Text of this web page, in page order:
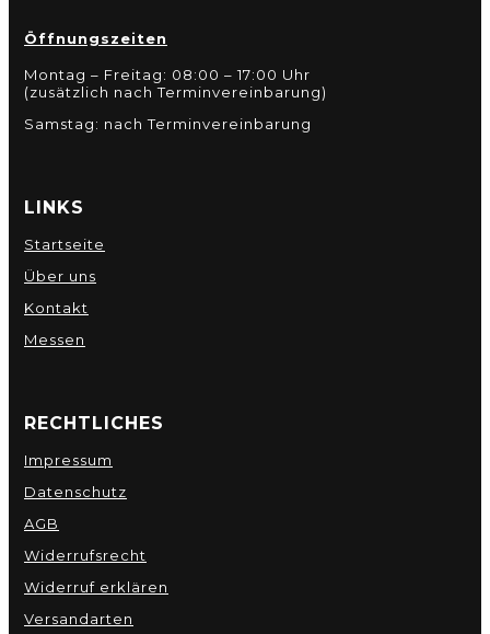
Öffnungszeiten
Montag – Freitag: 08:00 – 17:00 Uhr
(zusätzlich nach Terminvereinbarung)
Samstag: nach Terminvereinbarung
LINKS
Startseite
Über uns
Kontakt
Messen
RECHTLICHES
Impressum
Datenschutz
AGB
Widerrufsrecht
Widerruf erklären
Versandarten